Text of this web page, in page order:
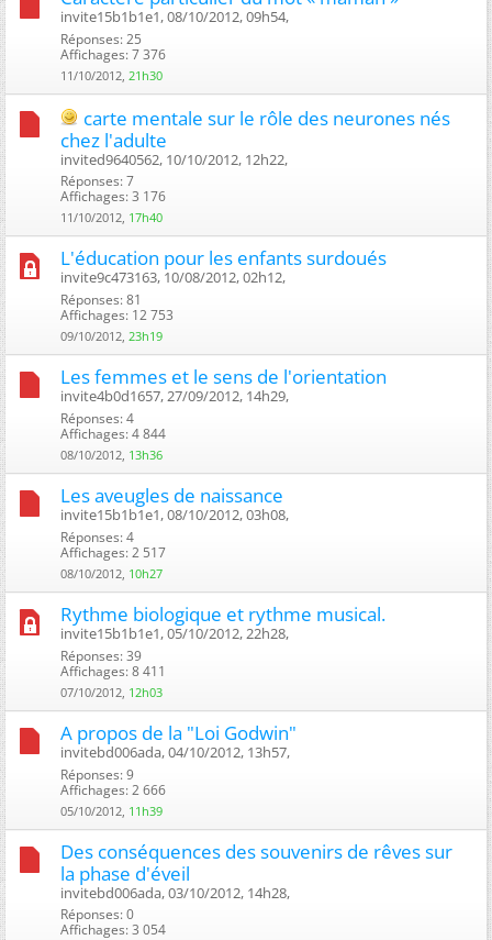
invite15b1b1e1, 08/10/2012, 09h54, ‎
Réponses: 25
Affichages: 7 376
11/10/2012, 21h30
carte mentale sur le rôle des neurones nés
chez l'adulte
invited9640562, 10/10/2012, 12h22, ‎
Réponses: 7
Affichages: 3 176
11/10/2012, 17h40
L'éducation pour les enfants surdoués
invite9c473163, 10/08/2012, 02h12, ‎
Réponses: 81
Affichages: 12 753
09/10/2012, 23h19
Les femmes et le sens de l'orientation
invite4b0d1657, 27/09/2012, 14h29, ‎
Réponses: 4
Affichages: 4 844
08/10/2012, 13h36
Les aveugles de naissance
invite15b1b1e1, 08/10/2012, 03h08, ‎
Réponses: 4
Affichages: 2 517
08/10/2012, 10h27
Rythme biologique et rythme musical.
invite15b1b1e1, 05/10/2012, 22h28, ‎
Réponses: 39
Affichages: 8 411
07/10/2012, 12h03
A propos de la "Loi Godwin"
invitebd006ada, 04/10/2012, 13h57, ‎
Réponses: 9
Affichages: 2 666
05/10/2012, 11h39
Des conséquences des souvenirs de rêves sur
la phase d'éveil
invitebd006ada, 03/10/2012, 14h28, ‎
Réponses: 0
Affichages: 3 054